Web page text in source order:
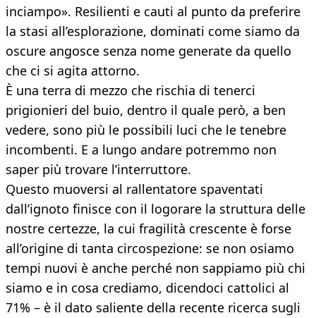
inciampo». Resilienti e cauti al punto da preferire
la stasi all’esplorazione, dominati come siamo da
oscure angosce senza nome generate da quello
che ci si agita attorno.
È una terra di mezzo che rischia di tenerci
prigionieri del buio, dentro il quale però, a ben
vedere, sono più le possibili luci che le tenebre
incombenti. E a lungo andare potremmo non
saper più trovare l’interruttore.
Questo muoversi al rallentatore spaventati
dall’ignoto finisce con il logorare la struttura delle
nostre certezze, la cui fragilità crescente è forse
all’origine di tanta circospezione: se non osiamo
tempi nuovi è anche perché non sappiamo più chi
siamo e in cosa crediamo, dicendoci cattolici al
71% – è il dato saliente della recente ricerca sugli